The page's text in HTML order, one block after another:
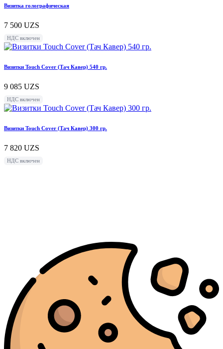
Визитка голографическая
7 500 UZS
НДС включен
Визитки Touch Cover (Тач Кавер) 540 гр.
9 085 UZS
НДС включен
Визитки Touch Cover (Тач Кавер) 300 гр.
7 820 UZS
НДС включен